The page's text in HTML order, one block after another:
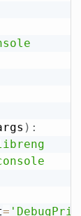
) :
=